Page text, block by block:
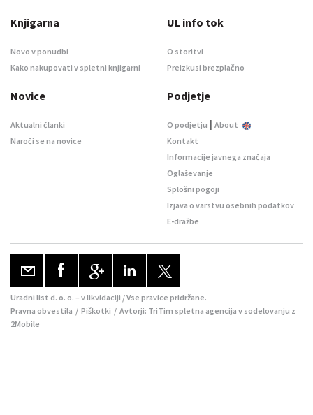
Knjigarna
Novo v ponudbi
Kako nakupovati v spletni knjigarni
UL info tok
O storitvi
Preizkusi brezplačno
Novice
Aktualni članki
Naroči se na novice
Podjetje
O podjetju | About
Kontakt
Informacije javnega značaja
Oglaševanje
Splošni pogoji
Izjava o varstvu osebnih podatkov
E-dražbe
Uradni list d. o. o. – v likvidaciji / Vse pravice pridržane.
Pravna obvestila / Piškotki / Avtorji: TriTim spletna agencija v sodelovanju z
2Mobile